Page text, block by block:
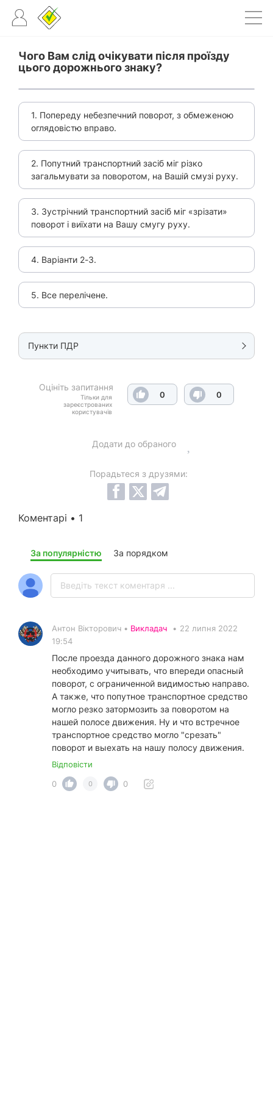
Чого Вам слід очікувати після проїзду
цього дорожнього знаку?
1. Попереду небезпечний поворот, з обмеженою
оглядовістю вправо.
2. Попутний транспортний засіб міг різко
загальмувати за поворотом, на Вашій смузі руху.
3. Зустрічний транспортний засіб міг «зрізати»
поворот і виїхати на Вашу смугу руху.
4. Варіанти 2-3.
5. Все перелічене.
Пункти ПДР
Оцініть запитання
Тільки для
зареєстрованих
користувачів
0 0
Додати до обраного
Порадьтеся з друзями:
Коментарі • 1
За популярністю За порядком
Антон Вікторович • Викладач • 22 липня 2022
19:54
После проезда данного дорожного знака нам
необходимо учитывать, что впереди опасный
поворот, с ограниченной видимостью направо.
А также, что попутное транспортное средство
могло резко затормозить за поворотом на
нашей полосе движения. Ну и что встречное
транспортное средство могло "срезать"
поворот и выехать на нашу полосу движения.
Відповісти
0
0 0